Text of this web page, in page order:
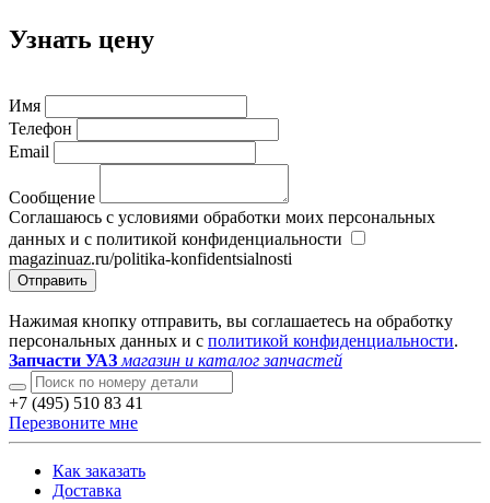
Узнать цену
Имя
Телефон
Email
Сообщение
Соглашаюсь с условиями обработки моих персональных
данных и с политикой конфиденциальности
magazinuaz.ru/politika-konfidentsialnosti
Отправить
Нажимая кнопку отправить, вы соглашаетесь на обработку
персональных данных и с политикой конфиденциальности.
Запчасти УАЗ магазин и каталог запчастей
+7 (495) 510 83 41
Перезвоните мне
Как заказать
Доставка